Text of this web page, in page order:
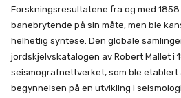
Forskningsresultatene fra og med 1858
banebrytende på sin måte, men ble
helhetlig syntese. Den globale
jordskjelvskatalogen av Robert Mallet i
seismografnettverket, som ble etablert
begynnelsen på en utvikling i